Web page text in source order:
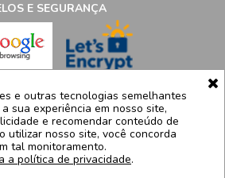
E SEGURANÇA
Eireli | CNPJ: 19.316.833/0009-41
5.500, Bloco 11, loja 124/125 - Barra da
Janeiro - RJ – CEP 22775005
8835 | sac@luidgispecciale.com.br
a sexta de 09h as 17:30h
e outras tecnologias semelhantes
sua experiência em nosso site,
e recomendar conteúdo de
utilizar nosso site, você concorda
tal monitoramento.
a política de privacidade.